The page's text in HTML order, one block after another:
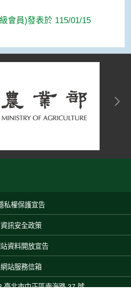
會員)發表於 115/01/15
私權保護宣告
資訊安全政策
資料開放宣告
網站服務信箱
臺北市中正區南海路 37 號